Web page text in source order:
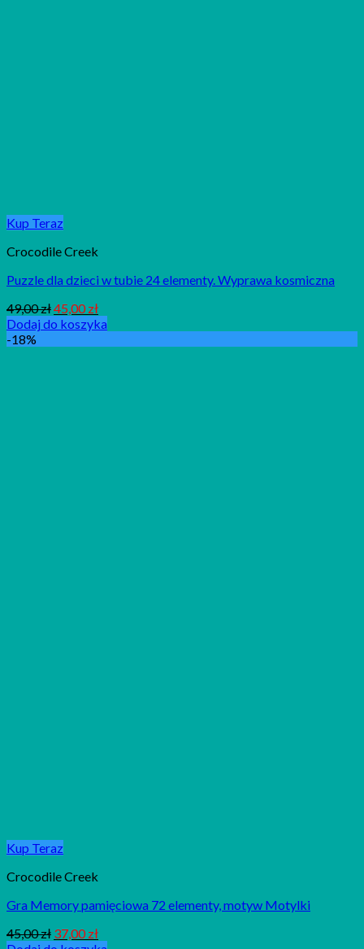
Kup Teraz
Crocodile Creek
Puzzle dla dzieci w tubie 24 elementy. Wyprawa kosmiczna
49,00zł45,00zł
Dodaj do koszyka
-18%
Kup Teraz
Crocodile Creek
Gra Memory pamięciowa 72 elementy, motyw Motylki
45,00zł 37,00zł